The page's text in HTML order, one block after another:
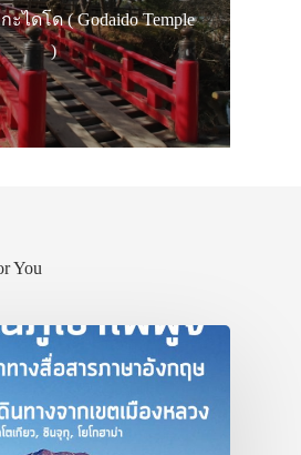
ไดโด ( Godaido Temple
)
You
รถบัส
เดินทาง
ทัวร์